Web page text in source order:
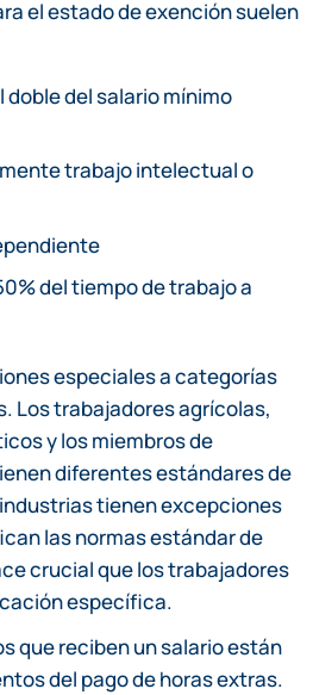
el estado de exención suelen
doble del salario mínimo
trabajo intelectual o
del tiempo de trabajo a
especiales a categorías
Los trabajadores agrícolas,
y los miembros de
diferentes estándares de
tienen excepciones
las normas estándar de
crucial que los trabajadores
específica.
que reciben un salario están
del pago de horas extras.